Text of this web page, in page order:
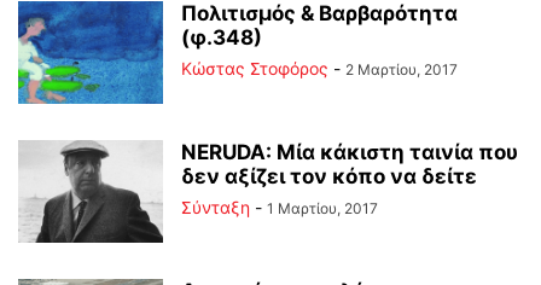
Πολιτισμός & Βαρβαρότητα
(φ.348)
Κώστας Στοφόρος - 2 Μαρτίου, 2017
NERUDA: Μία κάκιστη ταινία που
δεν αξίζει τον κόπο να δείτε
Σύνταξη - 1 Μαρτίου, 2017